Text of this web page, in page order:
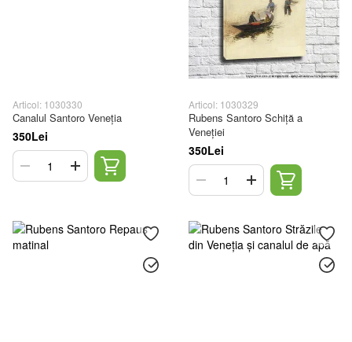
Articol: 1030330
Canalul Santoro Veneția
350Lei
Articol: 1030329
Rubens Santoro Schiță a
Veneției
350Lei